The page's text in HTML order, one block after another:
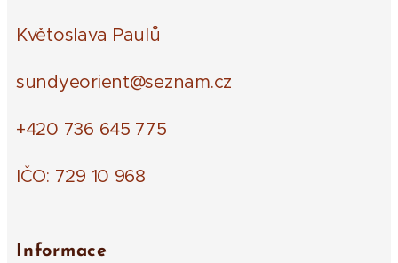
Květoslava Paulů
sundyeorient@seznam.cz
+420 736 645 775
IČO: 729 10 968
Informace